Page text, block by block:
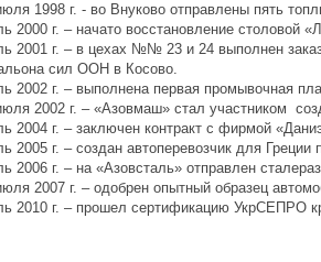
1998 г. - во Внуково отправлены пять
2000 г. – начато восстановление столовой
2001 г. – в цехах №№ 23 и 24 выполнен
сил ООН в Косово.
2002 г. – выполнена первая промывочная
2002 г. – «Азовмаш» стал участником
2004 г. – заключен контракт с фирмой
2005 г. – создан автоперевозчик для Греции
2006 г. – на «Азовсталь» отправлен
2007 г. – одобрен опытный образец
2010 г. – прошел сертификацию УкрСЕПРО